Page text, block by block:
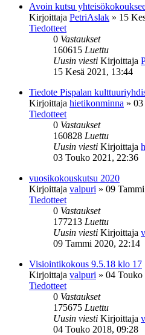
Avoin kutsu
Kirjoittaja PetriAslak » 15
Tiedotteet
0 Vastaukset
160615 Luettu
Uusin viesti Kirjoittaja
15 Kesä 2021, 13:44
Tiedote Pispalan
Kirjoittaja hietikonminna » 03
Tiedotteet
0 Vastaukset
160828 Luettu
Uusin viesti Kirjoittaja
03 Touko 2021, 22:36
vuosikokouskutsu 2020
Kirjoittaja valpuri » 09
Tiedotteet
0 Vastaukset
177213 Luettu
Uusin viesti Kirjoittaja
09 Tammi 2020, 22:14
Visiointikokous 9.5.18 klo 17
Kirjoittaja valpuri » 04 Touko
Tiedotteet
0 Vastaukset
175675 Luettu
Uusin viesti Kirjoittaja
04 Touko 2018, 09:28